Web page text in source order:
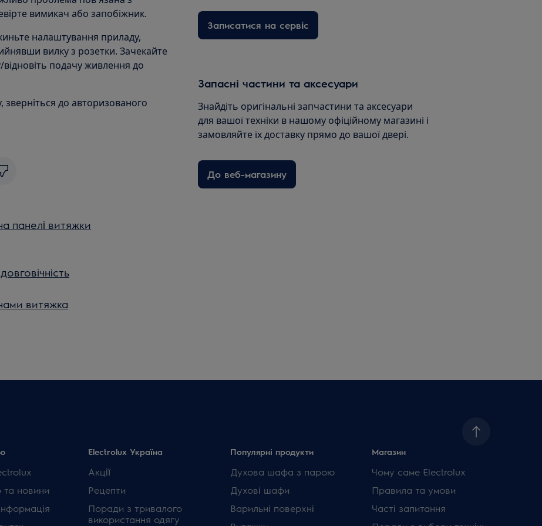
вимикач або запобіжник.
налаштування приладу,
вилку з розетки. Зачекайте
відновіть подачу живлення до
до авторизованого
панелі витяжки
витяжка
Записатися на сервіс
Запасні частини та аксесуари
Знайдіть оригінальні запчастини та аксесуари
для вашої техніки в нашому офіційному магазині і
замовляйте їх доставку прямо до вашої двері.
До веб-магазину
новини
Electrolux Україна
Акції
Рецепти
Поради з тривалого
використання одягу
Популярні продукти
Духова шафа з парою
Духові шафи
Варильні поверхні
Магазин
Чому саме Electrolux
Правила та умови
Часті запитання